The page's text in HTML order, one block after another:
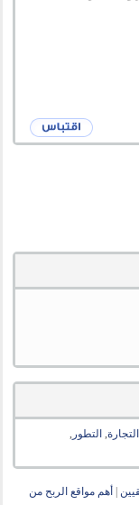
التجارة, التطور ,
أهم مواقع الربح من